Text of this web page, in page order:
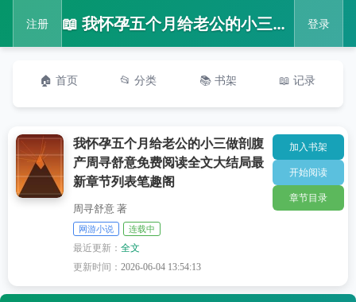
注册 📖 我怀孕五个月给老公的小三做剖腹产周寻舒意免费阅读全文大结局最新章节列表笔趣阁 登录
🏠 首页 📂 分类 📚 书架 📖 记录
我怀孕五个月给老公的小三做剖腹
产周寻舒意免费阅读全文大结局最
新章节列表笔趣阁
周寻舒意 著
网游小说 连载中
最近更新：全文
更新时间：2026-06-04 13:54:13
加入书架
开始阅读
章节目录